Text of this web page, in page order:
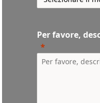
Per favore,